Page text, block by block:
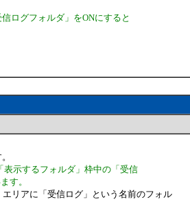
ログフォルダ」をONにすると
示するフォルダ」枠中の「受信
す。
リアに「受信ログ」という名前のフォル